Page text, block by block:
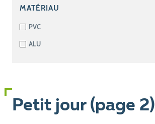
MATÉRIAU
PVC
ALU
Petit jour (page 2)